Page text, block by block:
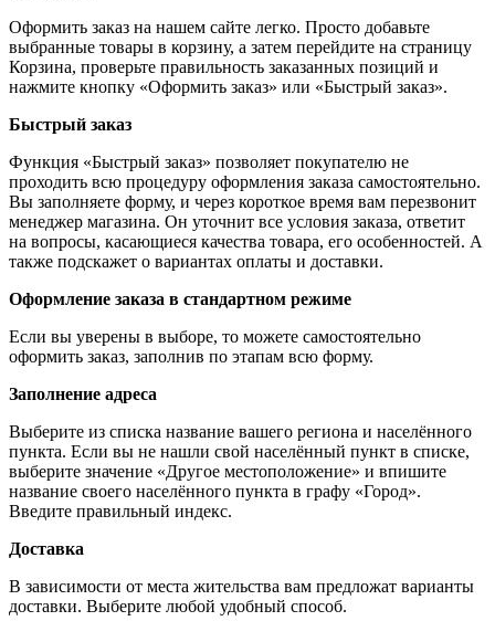
Оформить заказ на нашем сайте легко. Просто добавьте
выбранные товары в корзину, а затем перейдите на страницу
Корзина, проверьте правильность заказанных позиций и
нажмите кнопку «Оформить заказ» или «Быстрый заказ».
Быстрый заказ
Функция «Быстрый заказ» позволяет покупателю не
проходить всю процедуру оформления заказа самостоятельно.
Вы заполняете форму, и через короткое время вам перезвонит
менеджер магазина. Он уточнит все условия заказа, ответит
на вопросы, касающиеся качества товара, его особенностей. А
также подскажет о вариантах оплаты и доставки.
Оформление заказа в стандартном режиме
Если вы уверены в выборе, то можете самостоятельно
оформить заказ, заполнив по этапам всю форму.
Заполнение адреса
Выберите из списка название вашего региона и населённого
пункта. Если вы не нашли свой населённый пункт в списке,
выберите значение «Другое местоположение» и впишите
название своего населённого пункта в графу «Город».
Введите правильный индекс.
Доставка
В зависимости от места жительства вам предложат варианты
доставки. Выберите любой удобный способ.